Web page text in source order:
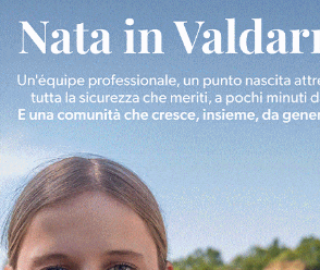
In vetrina 6 Agosto 2026
Gita di famiglia a Firenze: 5
divertire i tuoi figli